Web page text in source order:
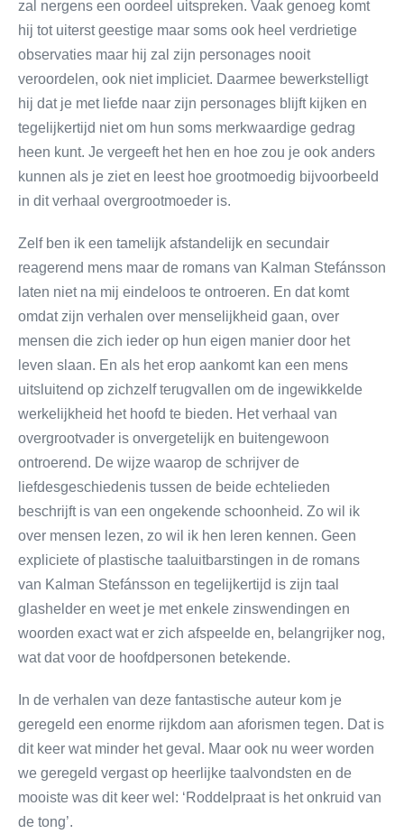
zal nergens een oordeel uitspreken. Vaak genoeg komt
hij tot uiterst geestige maar soms ook heel verdrietige
observaties maar hij zal zijn personages nooit
veroordelen, ook niet impliciet. Daarmee bewerkstelligt
hij dat je met liefde naar zijn personages blijft kijken en
tegelijkertijd niet om hun soms merkwaardige gedrag
heen kunt. Je vergeeft het hen en hoe zou je ook anders
kunnen als je ziet en leest hoe grootmoedig bijvoorbeeld
in dit verhaal overgrootmoeder is.
Zelf ben ik een tamelijk afstandelijk en secundair
reagerend mens maar de romans van Kalman Stefánsson
laten niet na mij eindeloos te ontroeren. En dat komt
omdat zijn verhalen over menselijkheid gaan, over
mensen die zich ieder op hun eigen manier door het
leven slaan. En als het erop aankomt kan een mens
uitsluitend op zichzelf terugvallen om de ingewikkelde
werkelijkheid het hoofd te bieden. Het verhaal van
overgrootvader is onvergetelijk en buitengewoon
ontroerend. De wijze waarop de schrijver de
liefdesgeschiedenis tussen de beide echtelieden
beschrijft is van een ongekende schoonheid. Zo wil ik
over mensen lezen, zo wil ik hen leren kennen. Geen
expliciete of plastische taaluitbarstingen in de romans
van Kalman Stefánsson en tegelijkertijd is zijn taal
glashelder en weet je met enkele zinswendingen en
woorden exact wat er zich afspeelde en, belangrijker nog,
wat dat voor de hoofdpersonen betekende.
In de verhalen van deze fantastische auteur kom je
geregeld een enorme rijkdom aan aforismen tegen. Dat is
dit keer wat minder het geval. Maar ook nu weer worden
we geregeld vergast op heerlijke taalvondsten en de
mooiste was dit keer wel: ‘Roddelpraat is het onkruid van
de tong’.